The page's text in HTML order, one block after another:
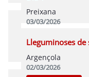
Preixana
03/03/2026
Programa
Lleguminoses de
Argençola
02/03/2026